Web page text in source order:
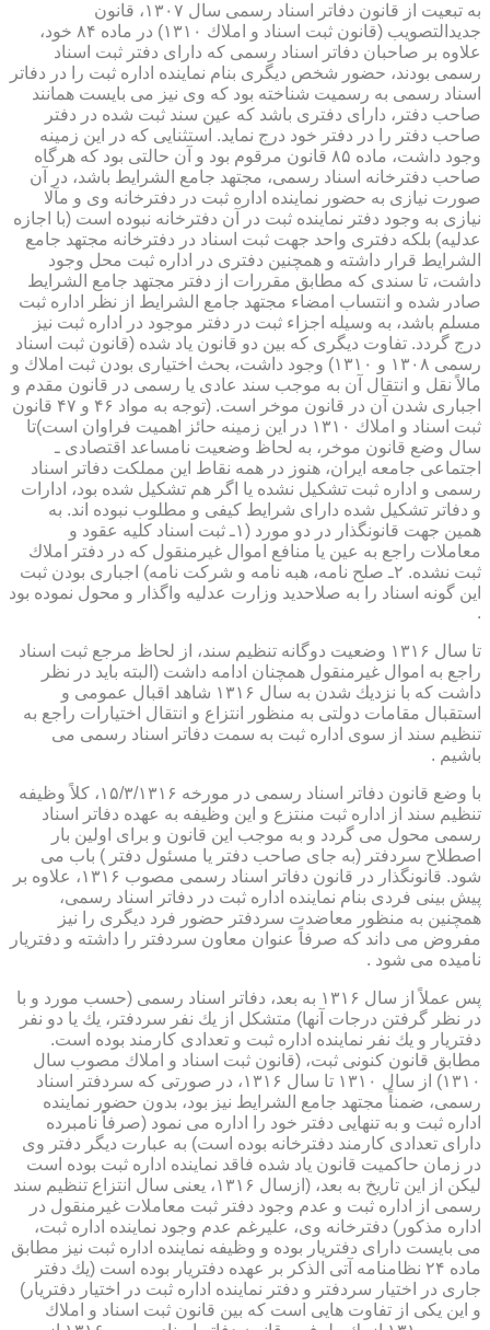
به تبعیت از قانون دفاتر اسناد رسمی سال ۱۳۰۷، قانون
جدیدالتصویب (قانون ثبت اسناد و املاك ۱۳۱۰) در ماده ۸۴ خود،
علاوه بر صاحبان دفاتر اسناد رسمی كه دارای دفتر ثبت اسناد
رسمی بودند، حضور شخص دیگری بنام نماینده اداره ثبت را در دفاتر
اسناد رسمی به رسمیت شناخته بود كه وی نیز می بایست همانند
صاحب دفتر، دارای دفتری باشد كه عین سند ثبت شده در دفتر
صاحب دفتر را در دفتر خود درج نماید. استثنایی كه در این زمینه
وجود داشت، ماده ۸۵ قانون مرقوم بود و آن حالتی بود كه هرگاه
صاحب دفترخانه اسناد رسمی، مجتهد جامع الشرایط باشد، در آن
صورت نیازی به حضور نماینده اداره ثبت در دفترخانه وی و مآلا
نیازی به وجود دفتر نماینده ثبت در آن دفترخانه نبوده است (با اجازه
عدلیه) بلكه دفتری واحد جهت ثبت اسناد در دفترخانه مجتهد جامع
الشرایط قرار داشته و همچنین دفتری در اداره ثبت محل وجود
داشت، تا سندی كه مطابق مقررات از دفتر مجتهد جامع الشرایط
صادر شده و انتساب امضاء مجتهد جامع الشرایط از نظر اداره ثبت
مسلم باشد، به وسیله اجزاء ثبت در دفتر موجود در اداره ثبت نیز
درج گردد. تفاوت دیگری كه بین دو قانون یاد شده (قانون ثبت اسناد
رسمی ۱۳۰۸ و ۱۳۱۰) وجود داشت، بحث اختیاری بودن ثبت املاك و
مالاً نقل و انتقال آن به موجب سند عادی یا رسمی در قانون مقدم و
اجباری شدن آن در قانون موخر است. (توجه به مواد ۴۶ و ۴۷ قانون
ثبت اسناد و املاك ۱۳۱۰ در این زمینه حائز اهمیت فراوان است)تا
سال وضع قانون موخر، به لحاظ وضعیت نامساعد اقتصادی ـ
اجتماعی جامعه ایران، هنوز در همه نقاط این مملكت دفاتر اسناد
رسمی و اداره ثبت تشكیل نشده یا اگر هم تشكیل شده بود، ادارات
و دفاتر تشكیل شده دارای شرایط كیفی و مطلوب نبوده اند. به
همین جهت قانونگذار در دو مورد (۱ـ ثبت اسناد كلیه عقود و
معاملات راجع به عین یا منافع اموال غیرمنقول كه در دفتر املاك
ثبت نشده. ۲ـ صلح نامه، هبه نامه و شركت نامه) اجباری بودن ثبت
این گونه اسناد را به صلاحدید وزارت عدلیه واگذار و محول نموده بود
.
تا سال ۱۳۱۶ وضعیت دوگانه تنظیم سند، از لحاظ مرجع ثبت اسناد
راجع به اموال غیرمنقول همچنان ادامه داشت (البته باید در نظر
داشت كه با نزدیك شدن به سال ۱۳۱۶ شاهد اقبال عمومی و
استقبال مقامات دولتی به منظور انتزاع و انتقال اختیارات راجع به
تنظیم سند از سوی اداره ثبت به سمت دفاتر اسناد رسمی می
باشیم .
با وضع قانون دفاتر اسناد رسمی در مورخه ۱۵/۳/۱۳۱۶، كلاً وظیفه
تنظیم سند از اداره ثبت منتزع و این وظیفه به عهده دفاتر اسناد
رسمی محول می گردد و به موجب این قانون و برای اولین بار
اصطلاح سردفتر (به جای صاحب دفتر یا مسئول دفتر ) باب می
شود. قانونگذار در قانون دفاتر اسناد رسمی مصوب ۱۳۱۶، علاوه بر
پیش بینی فردی بنام نماینده اداره ثبت در دفاتر اسناد رسمی،
همچنین به منظور معاضدت سردفتر حضور فرد دیگری را نیز
مفروض می داند كه صرفاً عنوان معاون سردفتر را داشته و دفتریار
نامیده می شود .
پس عملاً از سال ۱۳۱۶ به بعد، دفاتر اسناد رسمی (حسب مورد و با
در نظر گرفتن درجات آنها) متشكل از یك نفر سردفتر، یك یا دو نفر
دفتریار و یك نفر نماینده اداره ثبت و تعدادی كارمند بوده است.
مطابق قانون كنونی ثبت، (قانون ثبت اسناد و املاك مصوب سال
۱۳۱۰) از سال ۱۳۱۰ تا سال ۱۳۱۶، در صورتی كه سردفتر اسناد
رسمی، ضمناً مجتهد جامع الشرایط نیز بود، بدون حضور نماینده
اداره ثبت و به تنهایی دفتر خود را اداره می نمود (صرفاً نامبرده
دارای تعدادی كارمند دفترخانه بوده است) به عبارت دیگر دفتر وی
در زمان حاكمیت قانون یاد شده فاقد نماینده اداره ثبت بوده است
لیكن از این تاریخ به بعد، (ازسال ۱۳۱۶، یعنی سال انتزاع تنظیم سند
رسمی از اداره ثبت و عدم وجود دفتر ثبت معاملات غیرمنقول در
اداره مذكور) دفترخانه وی، علیرغم عدم وجود نماینده اداره ثبت،
می بایست دارای دفتریار بوده و وظیفه نماینده اداره ثبت نیز مطابق
ماده ۲۴ نظامنامه آتی الذكر بر عهده دفتریار بوده است (یك دفتر
جاری در اختیار سردفتر و دفتر نماینده اداره ثبت در اختیار دفتریار)
و این یكی از تفاوت هایی است كه بین قانون ثبت اسناد و املاك